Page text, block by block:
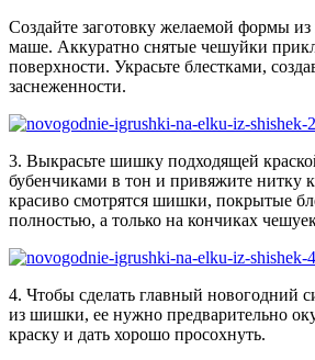
Создайте заготовку желаемой формы
маше. Аккуратно снятые чешуйки
поверхности. Украсьте блестками,
заснеженности.
3. Выкрасьте шишку подходящей
бубенчиками в тон и привяжите нитку
красиво смотрятся шишки, покрытые
полностью, а только на кончиках
4. Чтобы сделать главный новогодний
из шишки, ее нужно предварительно
краску и дать хорошо просохнуть.